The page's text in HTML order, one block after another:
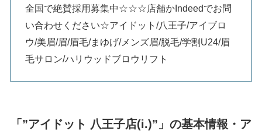
全国で絶賛採用募集中☆☆☆店舗かIndeedでお問
い合わせください☆アイドット/八王子/アイブロ
ウ/美眉/眉/眉毛/まゆげ/メンズ眉/脱毛/学割U24/眉
毛サロン/ハリウッドブロウリフト
「”アイドット 八王子店(i.)”」の基本情報・ア